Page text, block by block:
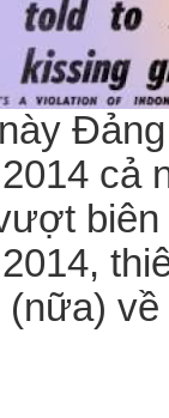
cả
(nữa)